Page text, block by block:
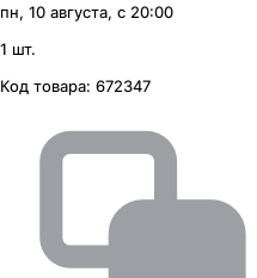
пн, 10 августа, с 20:00
1 шт.
Код товара: 672347